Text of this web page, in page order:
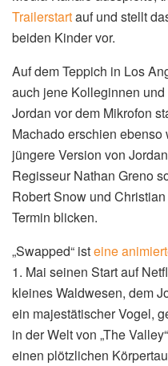
Trailerstartauf und stellt
beiden Kinder vor.
Auf dem Teppich in Los
auch jene Kolleginnen
Jordan vor dem Mikrofon
Machado erschien
jüngere Version von
Regisseur Nathan Greno
Robert Snow und
Termin blicken.
„Swapped“ isteine
1. Mai seinen Start auf
kleines Waldwesen, dem
ein majestätischer Vogel,
in der Welt von „The
einen plötzlichen